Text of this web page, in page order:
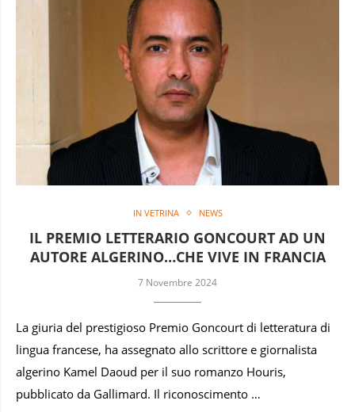
IN VETRINA NEWS
IL PREMIO LETTERARIO GONCOURT AD UN
AUTORE ALGERINO…CHE VIVE IN FRANCIA
7 Novembre 2024
La giuria del prestigioso Premio Goncourt di letteratura di
lingua francese, ha assegnato allo scrittore e giornalista
algerino Kamel Daoud per il suo romanzo Houris,
pubblicato da Gallimard. Il riconoscimento …